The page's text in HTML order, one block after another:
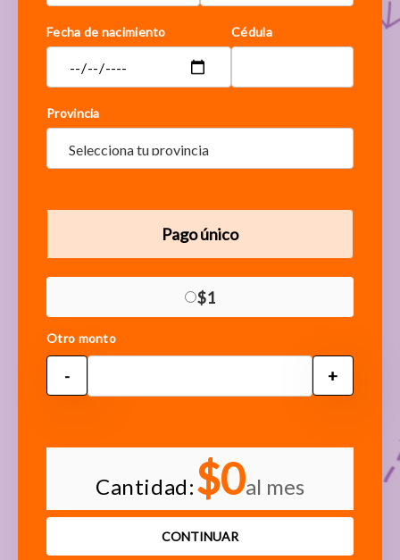
Fecha de nacimiento Cédula
Provincia
Pago único
$1
Otro monto
- +
Cantidad:$0al mes
CONTINUAR